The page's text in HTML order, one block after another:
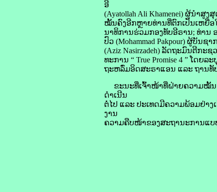
ອີ
(Ayatollah Ali Khamenei) ຜູ້ນຳ​
ໝັ້ນຄົງ​ອີກ​ຫຼາຍ​ທ່ານ​ທີ່​ຕົກ​ເປັນ​ເຫຍື່ອ​ໃ
ນາ​ທິ​ການ​ຮ່ວມ​ກອງທັບ​ອີ​ຣານ; ທ່ານ
ປົວ (Mohammad Pakpour) ຜູ້​ບັ
(Aziz Nasirzadeh) ລັດຖະມົນຕີ​ກ
ທະ​ການ “ True Promise 4 ” ໂດ
ຖະ​ຫລົ່ມ​ອິດ​ສະ​ຣາ​ແອນ ແລະ ຖານ​ທັ
ຂະນະ​ທີ່​ເຈົ້າ​ໜ້າທີ່​ຝ່າຍ​ຄວາມ​ໝັ້ນ
ດຳເນີນ​
ຕໍ່​ໄປ ແລະ ປະເທດ​ມີ​ຄວາມ​ພ້ອມ​ຢ່າ
ງານ
ຄວາມ​ຄືບ​ໜ້າ​ຂອງ​ສະຖານະ​ການ​ແບ